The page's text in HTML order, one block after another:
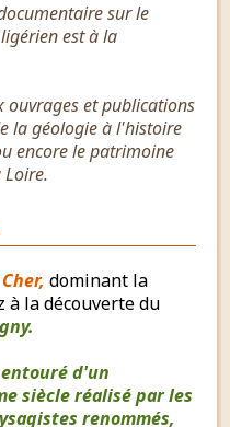
sur le
est à la
ouvrages et publications
la géologie à l'histoire
encore le patrimoine
dominant la
à la découverte du
d'un
siècle réalisé par les
renommés,